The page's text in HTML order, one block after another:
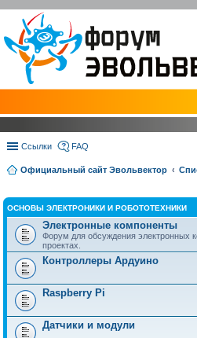
Ссылки FAQ
Официальный сайт Эвольвектор
ОСНОВЫ ЭЛЕКТРОНИКИ И РОБОТОТЕХНИКИ
Электронные компоненты
Форум для обсуждения электронных
проектах.
Контроллеры Ардуино
Raspberry Pi
Датчики и модули